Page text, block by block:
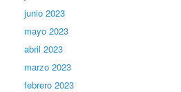
junio 2023
mayo 2023
abril 2023
marzo 2023
febrero 2023